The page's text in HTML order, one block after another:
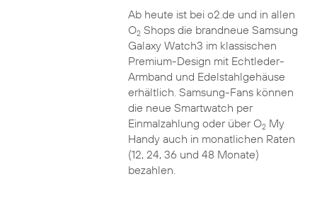
Ab heute ist bei o2.de und in allen
O2Shops die brandneue Samsung
Galaxy Watch3 im klassischen
Premium-Design mit Echtleder-
Armband und Edelstahlgehäuse
erhältlich. Samsung-Fans können
die neue Smartwatch per
Einmalzahlung oder über O2My
Handy auch in monatlichen Raten
(12, 24, 36 und 48 Monate)
bezahlen.